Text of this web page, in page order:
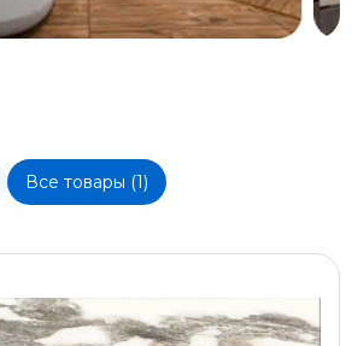
Все товары (1)